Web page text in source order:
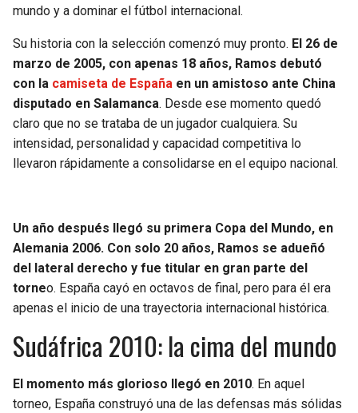
SEAHAWKS
BEARS
LIONS
PACKERS
FALCONS
PANTHERS
PELICANS
SPURS
NUGGETS
TIMBERWOLVES
TRAIL BLAZERS
JAZZ
mundo y a dominar el fútbol internacional.
Su historia con la selección comenzó muy pronto. El 26 de
marzo de 2005, con apenas 18 años, Ramos debutó
con la camiseta de España en un amistoso ante China
disputado en Salamanca. Desde ese momento quedó
claro que no se trataba de un jugador cualquiera. Su
intensidad, personalidad y capacidad competitiva lo
llevaron rápidamente a consolidarse en el equipo nacional.
Un año después llegó su primera Copa del Mundo, en
Alemania 2006. Con solo 20 años, Ramos se adueñó
del lateral derecho y fue titular en gran parte del
torneo. España cayó en octavos de final, pero para él era
apenas el inicio de una trayectoria internacional histórica.
Sudáfrica 2010: la cima del mundo
El momento más glorioso llegó en 2010. En aquel
torneo, España construyó una de las defensas más sólidas